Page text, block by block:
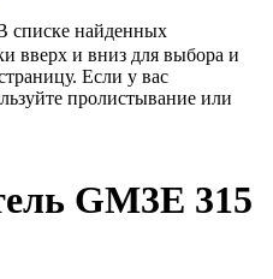
найденных
вверх и вниз для выбора и
Если у вас
пролистывание или
GM3E 315